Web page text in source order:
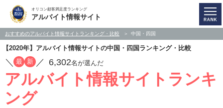
オリコン顧客満足度ランキング
アルバイト情報サイト
おすすめのアルバイト情報サイトランキング・比較 中国・四国
【2020年】アルバイト情報サイトの中国・四国ランキング・比較
／ 最 新 ／ 6,302名が選んだ
アルバイト情報サイトランキ
ング